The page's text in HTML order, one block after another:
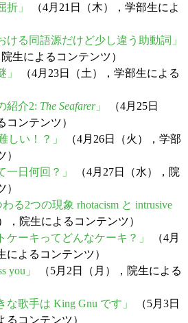
折」
（4月21日（木），学部生によ
ける同語源だけど少し違う助動詞」
生によるコンテンツ）
」
（4月23日（土），学部生による
紹介2: The Seafarer」
（4月25日
コンテンツ）
しい！？」
（4月26日（火），学部
一日何回？」
（4月27日（水），院
る2つの現象 rhotacism と intrusive
，院生によるコンテンツ）
ケーキってどんなケーキ？」
（4月
によるコンテンツ）
you」
（5月2日（月），院生による
な歌手は King Gnu です」
（5月3日
るコンテンツ）